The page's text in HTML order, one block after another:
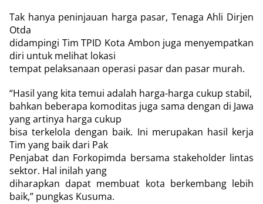
Tak hanya peninjauan harga pasar, Tenaga Ahli Dirjen
Otda
didampingi Tim TPID Kota Ambon juga menyempatkan
diri untuk melihat lokasi
tempat pelaksanaan operasi pasar dan pasar murah.
“Hasil yang kita temui adalah harga-harga cukup stabil,
bahkan beberapa komoditas juga sama dengan di Jawa
yang artinya harga cukup
bisa terkelola dengan baik. Ini merupakan hasil kerja
Tim yang baik dari Pak
Penjabat dan Forkopimda bersama stakeholder lintas
sektor. Hal inilah yang
diharapkan dapat membuat kota berkembang lebih
baik,” pungkas Kusuma.